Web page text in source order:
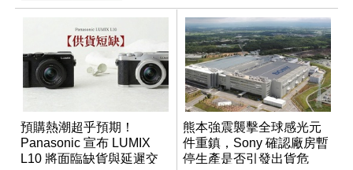
預購熱潮超乎預期！
Panasonic 宣布 LUMIX
L10 將面臨缺貨與延遲交
熊本強震襲擊全球感光元
件重鎮，Sony 確認廠房暫
停生產是否引發出貨危